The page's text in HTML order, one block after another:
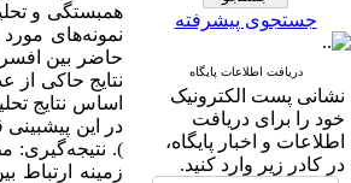
جستجوی پیشرفته
دریافت اطلاعات پایگاه
نشانی پست الکترونیک
خود را برای دریافت
اطلاعات و اخبار پایگاه،
در کادر زیر وارد کنید.
نتایج حاکی
اساس نتایج
). نتیجه‌گیری:
زمینه ارتباط